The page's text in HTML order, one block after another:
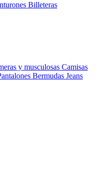
Billeteras
y musculosas Camisas
Bermudas Jeans